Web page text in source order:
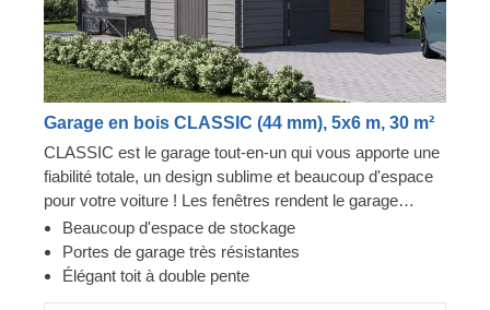
Garage en bois CLASSIC (44 mm), 5x6 m, 30 m²
CLASSIC est le garage tout-en-un qui vous apporte une
fiabilité totale, un design sublime et beaucoup d'espace
pour votre voiture ! Les fenêtres rendent le garage
lumineux et accueillant, et la construction robuste
assure la sécurité de votre voiture. Préparez-vous à
faire moins d'allers-retours à la station de lavage et à
Beaucoup d'espace de stockage
Portes de garage très résistantes
Élégant toit à double pente